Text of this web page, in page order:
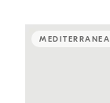
MEDITERRANEA